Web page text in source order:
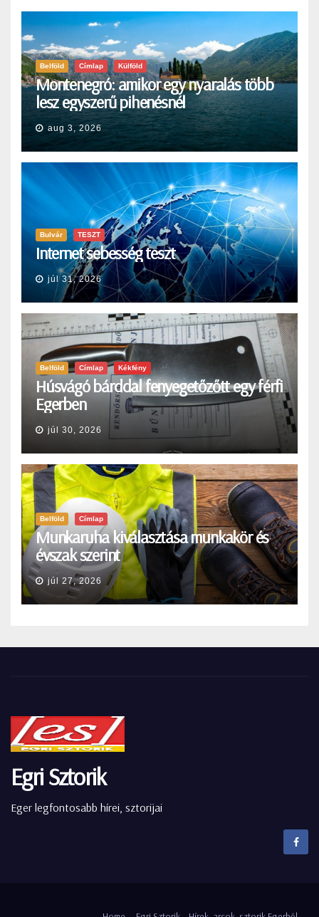
Belföld Címlap Külföld
Montenegró: amikor egy nyaralás több
lesz egyszerű pihenésnél
aug 3, 2026
Bulvár TESZT
Internet sebesség teszt
júl 31, 2026
Belföld Címlap Kékfény
Húsvágó bárddal fenyegetőzőtt egy férfi
Egerben
júl 30, 2026
Belföld Címlap
Munkaruha kiválasztása munkakör és
évszak szerint
júl 27, 2026
Egri Sztorik
Eger legfontosabb hírei, sztorijai